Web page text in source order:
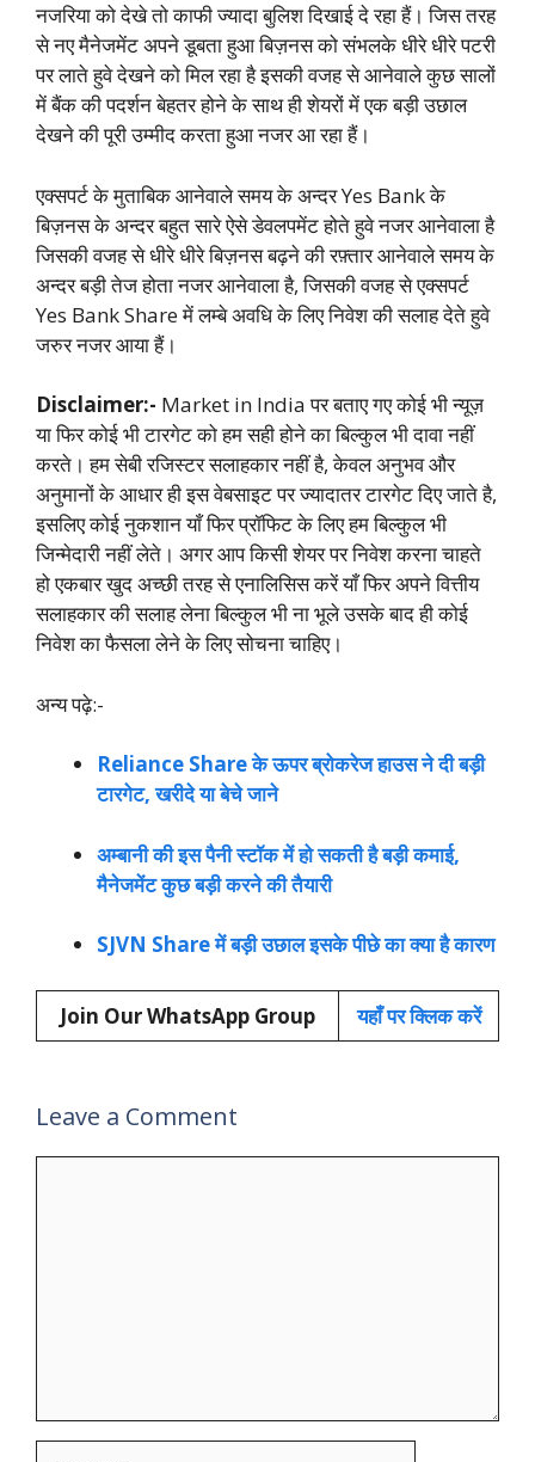
नजरिया को देखे तो काफी ज्यादा बुलिश दिखाई दे रहा हैं। जिस तरह
से नए मैनेजमेंट अपने डूबता हुआ बिज़नस को संभलके धीरे धीरे पटरी
पर लाते हुवे देखने को मिल रहा है इसकी वजह से आनेवाले कुछ सालों
में बैंक की पदर्शन बेहतर होने के साथ ही शेयरों में एक बड़ी उछाल
देखने की पूरी उम्मीद करता हुआ नजर आ रहा हैं।
एक्सपर्ट के मुताबिक आनेवाले समय के अन्दर Yes Bank के
बिज़नस के अन्दर बहुत सारे ऐसे डेवलपमेंट होते हुवे नजर आनेवाला है
जिसकी वजह से धीरे धीरे बिज़नस बढ़ने की रफ़्तार आनेवाले समय के
अन्दर बड़ी तेज होता नजर आनेवाला है, जिसकी वजह से एक्सपर्ट
Yes Bank Share में लम्बे अवधि के लिए निवेश की सलाह देते हुवे
जरुर नजर आया हैं।
Disclaimer:- Market in India पर बताए गए कोई भी न्यूज़
या फिर कोई भी टारगेट को हम सही होने का बिल्कुल भी दावा नहीं
करते। हम सेबी रजिस्टर सलाहकार नहीं है, केवल अनुभव और
अनुमानों के आधार ही इस वेबसाइट पर ज्यादातर टारगेट दिए जाते है,
इसलिए कोई नुकशान याँ फिर प्रॉफिट के लिए हम बिल्कुल भी
जिन्मेदारी नहीं लेते। अगर आप किसी शेयर पर निवेश करना चाहते
हो एकबार खुद अच्छी तरह से एनालिसिस करें याँ फिर अपने वित्तीय
सलाहकार की सलाह लेना बिल्कुल भी ना भूले उसके बाद ही कोई
निवेश का फैसला लेने के लिए सोचना चाहिए।
अन्य पढ़े:-
Reliance Share के ऊपर ब्रोकरेज हाउस ने दी बड़ी
टारगेट, खरीदे या बेचे जाने
अम्बानी की इस पैनी स्टॉक में हो सकती है बड़ी कमाई,
मैनेजमेंट कुछ बड़ी करने की तैयारी
SJVN Share में बड़ी उछाल इसके पीछे का क्या है कारण
Join Our WhatsApp Group यहाँ पर क्लिक करें
Leave a Comment